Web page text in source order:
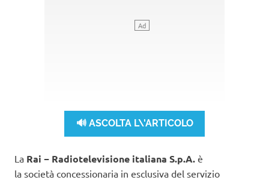
🔊 ASCOLTA L\'ARTICOLO
La Rai − Radiotelevisione italiana S.p.A. è
la società concessionaria in esclusiva del servizio